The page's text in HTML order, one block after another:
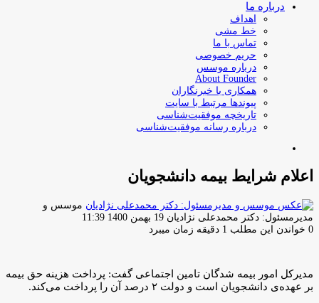
درباره ما
اهداف
خط مشی
تماس با ما
حریم خصوصی
درباره موسس
About Founder
همکاری با خبرنگاران
پیوندها مرتبط با سایت
تاریخچه موفقیت‌شناسی
درباره رسانه موفقیت‌شناسی
اعلام شرایط بیمه دانشجویان
موسس و
مدیرمسئول: دکتر محمدعلی نژادیان ارسال
ایمیل
19 بهمن 1400 11:39
0 خواندن این مطلب 1 دقیقه زمان میبرد
مدیرکل امور بیمه شدگان تامین اجتماعی گفت: پرداخت هزینه حق بیمه
بر عهده‌ی دانشجویان است و دولت ۲ درصد آن را پرداخت می‌کند.